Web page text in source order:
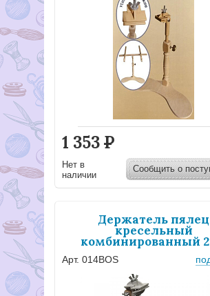
1 353Р
Нет в
наличии
Сообщить о
Держатель пялец
кресельный
комбинированный 2
Арт. 014BOS